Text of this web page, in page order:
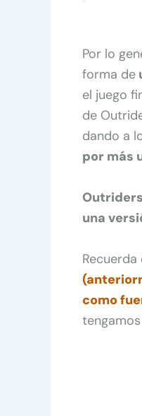
Por lo
forma de
el juego
de
dando a
por más
Outriders
una
como